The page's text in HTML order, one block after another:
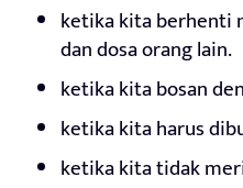
ketika kita berhenti
dan dosa orang lain.
ketika kita bosan
ketika kita harus
ketika kita tidak